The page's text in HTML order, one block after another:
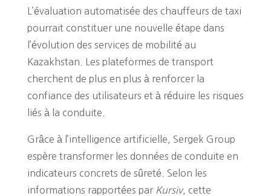
L’évaluation automatisée des chauffeurs de taxi
pourrait constituer une nouvelle étape dans
l’évolution des services de mobilité au
Kazakhstan. Les plateformes de transport
cherchent de plus en plus à renforcer la
confiance des utilisateurs et à réduire les risques
liés à la conduite.
Grâce à l’intelligence artificielle, Sergek Group
espère transformer les données de conduite en
indicateurs concrets de sûreté. Selon les
informations rapportées par Kursiv, cette